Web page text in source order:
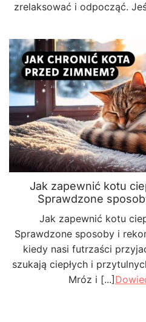
zrelaksować i odpocząć.
Jak zapewnić kotu
Sprawdzone
Jak zapewnić kotu
Sprawdzone sposoby i
kiedy nasi futrzaści
szukają ciepłych i
Mróz i [...]